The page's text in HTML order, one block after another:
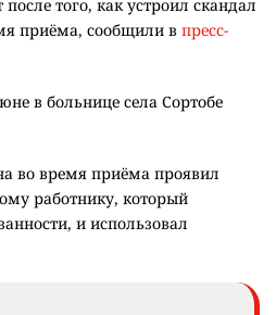
того, как устроил скандал
приёма, сообщили в пресс-
в больнице села Сортобе
во время приёма проявил
работнику, который
и использовал